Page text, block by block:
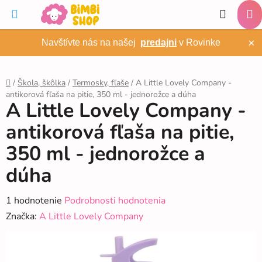
obsah
Navštívte nás na našej predajni v Rovinke ×
Hľadať
Domov
/ Škola, škôlka / Termosky, fľaše / A Little Lovely Company -
antikorová fľaša na pitie, 350 ml - jednorožce a dúha
A Little Lovely Company -
antikorová fľaša na pitie,
350 ml - jednorožce a
dúha
Priemerné
hodnotenie
1 hodnotenie Podrobnosti hodnotenia
Značka: A Little Lovely Company